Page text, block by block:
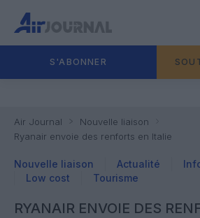
S'ABONNER
Air Journal
Nouvelle liaison
Ryanair envoie des renforts en Italie
Nouvelle liaison Actualité
Low cost
Tourisme
RYANAIR ENVOIE DES